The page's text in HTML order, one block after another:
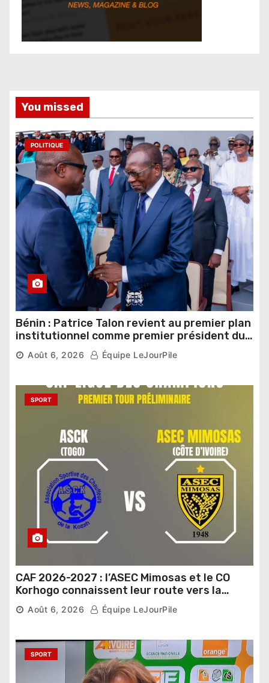
You missed
POLITIQUE
Bénin : Patrice Talon revient au premier plan
institutionnel comme premier président du
Sénat
Août 6, 2026 Équipe LeJourPile
SPORT
CAF 2026-2027 : l’ASEC Mimosas et le CO
Korhogo connaissent leur route vers la
phase de groupes
Août 6, 2026 Équipe LeJourPile
SPORT